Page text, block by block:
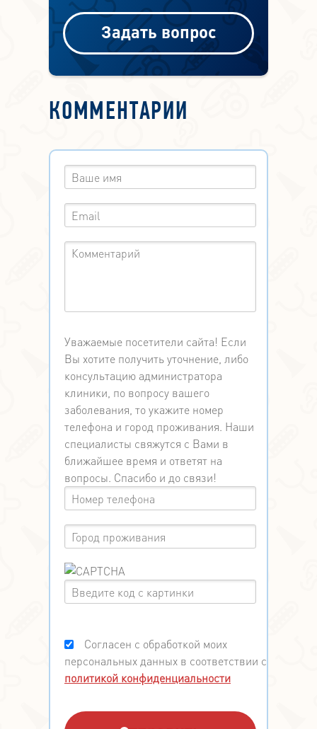
Задать вопрос
КОММЕНТАРИИ
Уважаемые посетители сайта! Если
Вы хотите получить уточнение, либо
консультацию администратора
клиники, по вопросу вашего
заболевания, то укажите номер
телефона и город проживания. Наши
специалисты свяжутся с Вами в
ближайшее время и ответят на
вопросы. Спасибо и до связи!
Согласен с обработкой моих
персональных данных в соответствии с
политикой конфиденциальности